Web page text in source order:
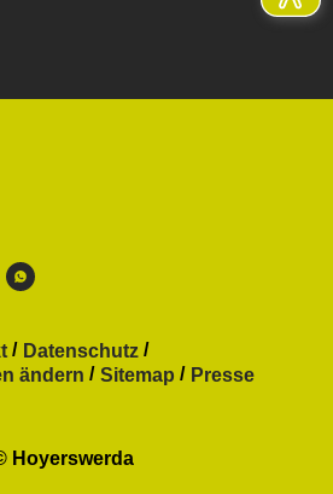
Datenschutz
ändern
Sitemap Presse
Hoyerswerda